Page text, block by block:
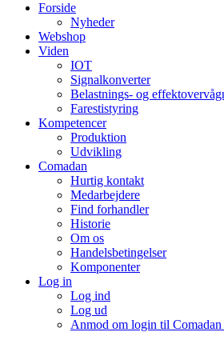
Forside
Nyheder
Webshop
Viden
IOT
Signalkonverter
Belastnings- og
Farestistyring
Kompetencer
Produktion
Udvikling
Comadan
Hurtig kontakt
Medarbejdere
Find forhandler
Historie
Om os
Handelsbetingelser
Komponenter
Log in
Log ind
Log ud
Anmod om login til Comadan